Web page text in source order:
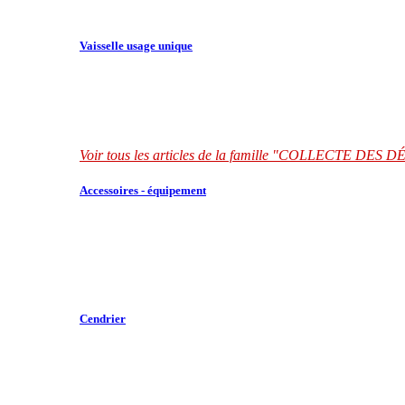
Vaisselle usage unique
Voir tous les articles de la famille "COLLECTE DES
Accessoires - équipement
Cendrier